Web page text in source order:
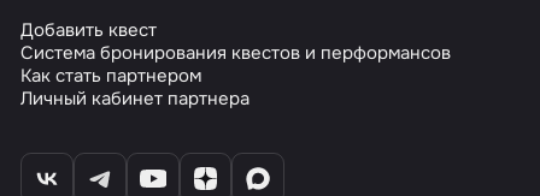
Добавить квест
Система бронирования квестов и перформансов
Как стать партнером
Личный кабинет партнера